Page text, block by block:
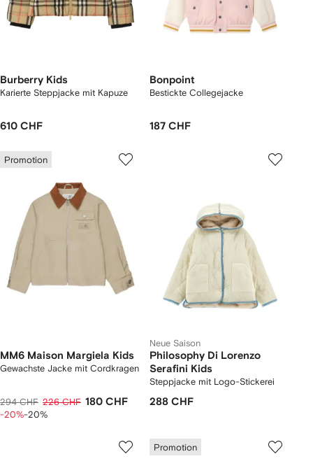
Burberry Kids
Karierte Steppjacke mit Kapuze
610 CHF
Bonpoint
Bestickte Collegejacke
187 CHF
Promotion
MM6 Maison Margiela Kids
Gewachste Jacke mit Cordkragen
294 CHF 226 CHF 180 CHF
-20%-20%
Neue Saison
Philosophy Di Lorenzo
Serafini Kids
Steppjacke mit Logo-Stickerei
288 CHF
Promotion